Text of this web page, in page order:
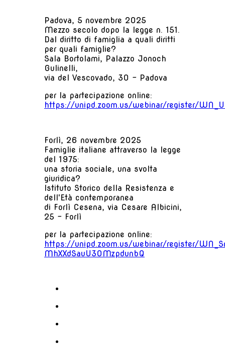
Padova, 5 novembre 2025
Mezzo secolo dopo la legge n. 151.
Dal diritto di famiglia a quali diritti
per quali famiglie?
Sala Bortolami, Palazzo Jonoch
Gulinelli,
via del Vescovado, 30 – Padova
per la partecipazione online:
https://unipd.zoom.us/webinar/register/
Forlì, 26 novembre 2025
Famiglie italiane attraverso la legge
del 1975:
una storia sociale, una svolta
giuridica?
Istituto Storico della Resistenza e
dell'Età contemporanea
di Forlì Cesena, via Cesare Albicini,
25 – Forlì
per la partecipazione online:
https://unipd.zoom.us/webinar/register/
MhXXdSauU3OMzpdunbQ